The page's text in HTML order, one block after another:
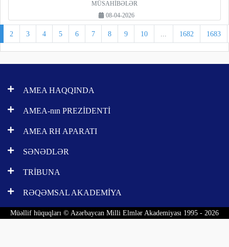
MÜSAHİBƏLƏR
08-04-2026
2 3 4 5 6 7 8 9 10 ... 1682 1683
AMEA HAQQINDA
AMEA-nın PREZİDENTİ
AMEA RH APARATI
SƏNƏDLƏR
TRİBUNA
RƏQƏMSAL AKADEMİYA
Müəllif hüquqları © Azərbaycan Milli Elmlər Akademiyası 1995 - 2026